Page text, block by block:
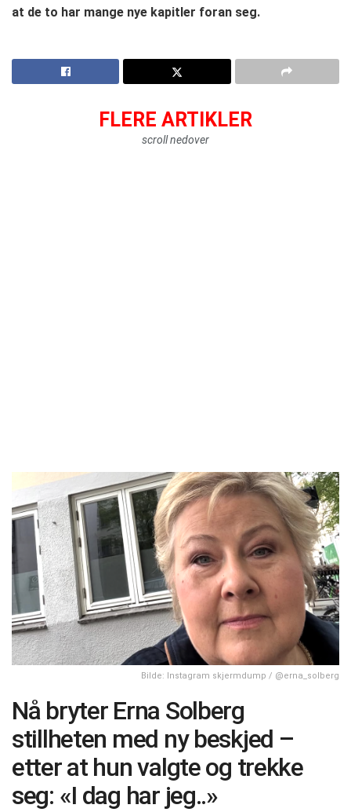
at de to har mange nye kapitler foran seg.
FLERE ARTIKLER
scroll nedover
Bilde: Instagram skjermdump / @erna_solberg
Nå bryter Erna Solberg
stillheten med ny beskjed –
etter at hun valgte og trekke
seg: «I dag har jeg..»